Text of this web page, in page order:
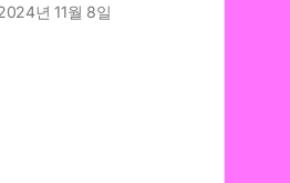
년 11월 8일